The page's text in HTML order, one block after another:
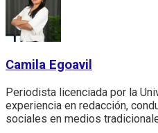
Camila Egoavil
Periodista licenciada por la
experiencia en redacción,
sociales en medios